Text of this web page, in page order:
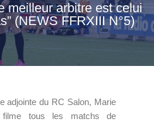
meilleur arbitre est celui
(NEWS FFRXIII N°5)
adjointe du RC Salon, Marie
filme tous les matchs de